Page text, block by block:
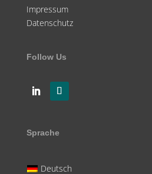
Impressum
Datenschutz
Follow Us
Sprache
Deutsch